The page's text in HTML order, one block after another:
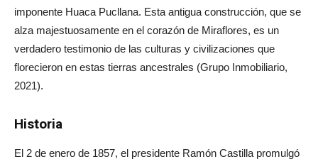
imponente Huaca Pucllana. Esta antigua construcción, que se
alza majestuosamente en el corazón de Miraflores, es un
verdadero testimonio de las culturas y civilizaciones que
florecieron en estas tierras ancestrales (Grupo Inmobiliario,
2021).
Historia
El 2 de enero de 1857, el presidente Ramón Castilla promulgó